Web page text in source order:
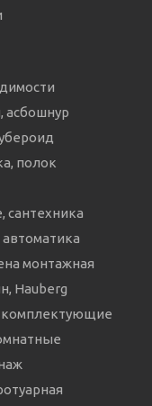
асбошнур
полок
сантехника
монтажная
Hauberg
комплектующие